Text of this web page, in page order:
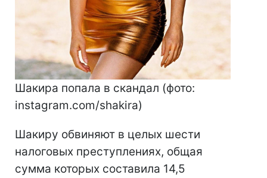
Шакира попала в скандал (фото:
instagram.com/shakira)
Шакиру обвиняют в целых шести
налоговых преступлениях, общая
сумма которых составила 14,5